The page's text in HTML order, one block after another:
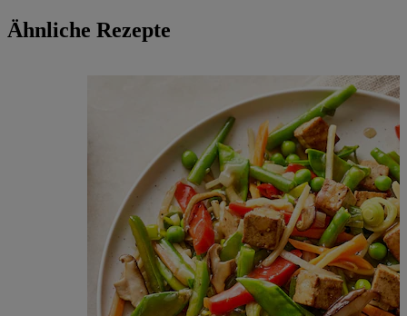
Ähnliche Rezepte